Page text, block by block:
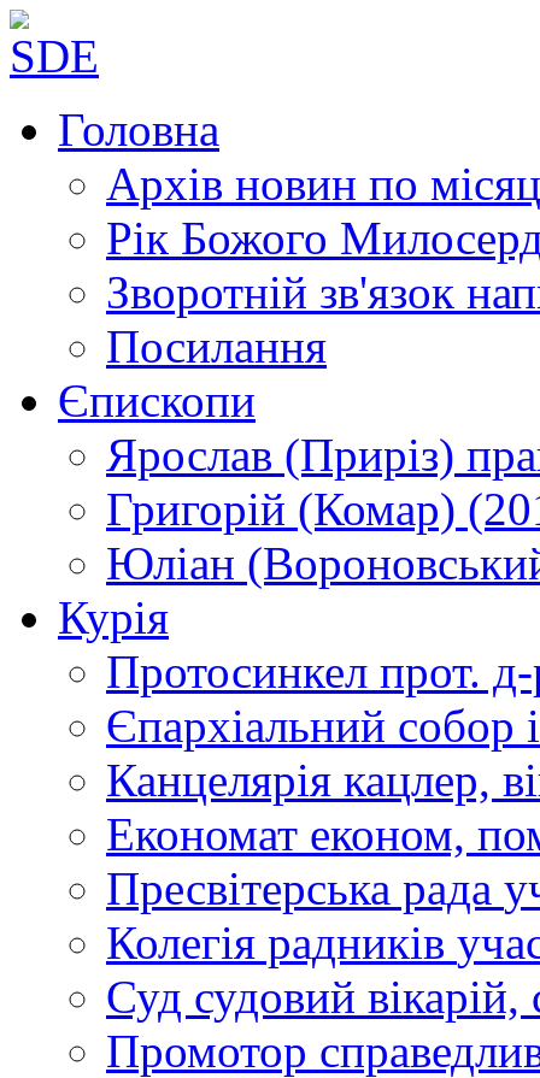
Головна
Архів новин по
Рік Божого
Зворотній зв'язок
Посилання
Єпископи
Ярослав (Приріз)
Григорій (Комар)
Юліан
Курія
Протосинкел прот.
Єпархіальний собор
Канцелярія кацлер,
Економат економ,
Пресвітерська рада
Колегія радників
Суд судовий вікарій,
Промотор